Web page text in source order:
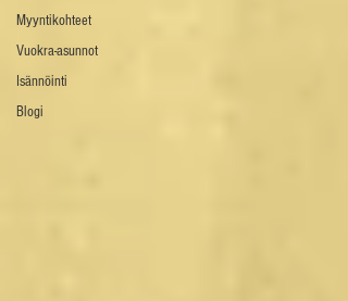
Myyntikohteet
Vuokra-asunnot
Isännöinti
Blogi